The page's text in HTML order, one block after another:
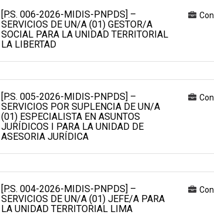
[P.S. 006-2026-MIDIS-PNPDS] –
SERVICIOS DE UN/A (01) GESTOR/A
SOCIAL PARA LA UNIDAD TERRITORIAL
LA LIBERTAD
[P.S. 005-2026-MIDIS-PNPDS] –
SERVICIOS POR SUPLENCIA DE UN/A
(01) ESPECIALISTA EN ASUNTOS
JURÍDICOS I PARA LA UNIDAD DE
ASESORIA JURÍDICA
[P.S. 004-2026-MIDIS-PNPDS] –
SERVICIOS DE UN/A (01) JEFE/A PARA
LA UNIDAD TERRITORIAL LIMA